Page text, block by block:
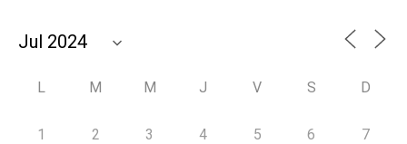
L M M J V S D
1 2 3 4 5 6 7